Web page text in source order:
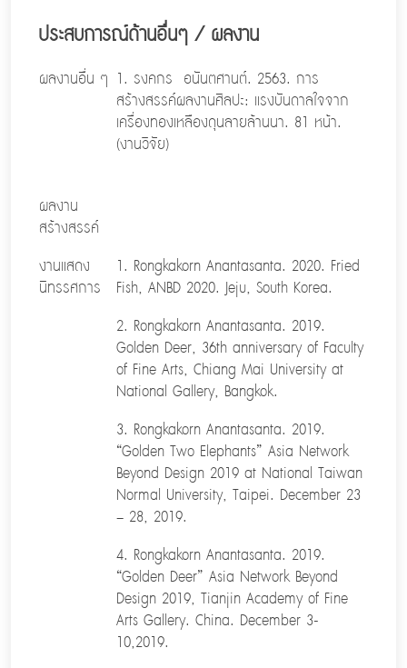
ประสบการณ์ด้านอื่นๆ / ผลงาน
ผลงานอื่น ๆ 1. รงคกร อนันตศานต์. 2563. การ
สร้างสรรค์ผลงานศิลปะ: แรงบันดาลใจจาก
เครื่องทองเหลืองดุนลายล้านนา. 81 หน้า.
(งานวิจัย)
ผลงาน
สร้างสรรค์
งานแสดง
นิทรรศการ
1. Rongkakorn Anantasanta. 2020. Fried
Fish, ANBD 2020. Jeju, South Korea.
2. Rongkakorn Anantasanta. 2019.
Golden Deer, 36th anniversary of Faculty
of Fine Arts, Chiang Mai University at
National Gallery, Bangkok.
3. Rongkakorn Anantasanta. 2019.
“Golden Two Elephants” Asia Network
Beyond Design 2019 at National Taiwan
Normal University, Taipei. December 23
– 28, 2019.
4. Rongkakorn Anantasanta. 2019.
“Golden Deer” Asia Network Beyond
Design 2019, Tianjin Academy of Fine
Arts Gallery. China. December 3-
10,2019.